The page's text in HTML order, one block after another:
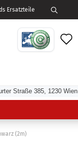
Ersatzteile
Straße 385, 1230 Wien
(2m)